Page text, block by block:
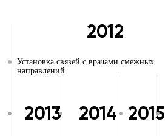
2012
Установка связей с врачами смежных
направлений
2013 2014 2015